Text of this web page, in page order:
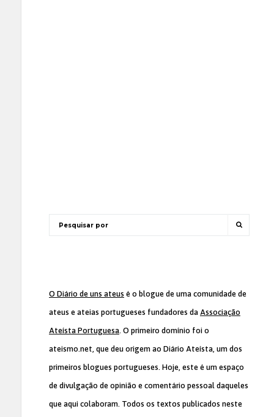
O Diário de uns ateus é o blogue de uma comunidade de
ateus e ateias portugueses fundadores da Associação
Ateísta Portuguesa. O primeiro domínio foi o
ateismo.net, que deu origem ao Diário Ateísta, um dos
primeiros blogues portugueses. Hoje, este é um espaço
de divulgação de opinião e comentário pessoal daqueles
que aqui colaboram. Todos os textos publicados neste